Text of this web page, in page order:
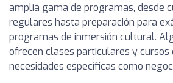
amplia gama de programas, desde
regulares hasta preparación para
programas de inmersión cultural.
ofrecen clases particulares y cursos
necesidades específicas como